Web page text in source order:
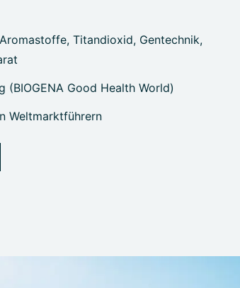
Titandioxid, Gentechnik,
(BIOGENA Good Health World)
Weltmarktführern